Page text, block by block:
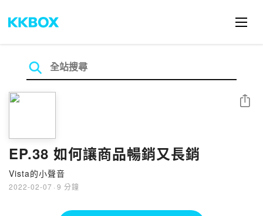
EP.38 如何讓商品暢銷又長銷
Vista的小聲音
2022-02-07 · 9 分鐘
分享